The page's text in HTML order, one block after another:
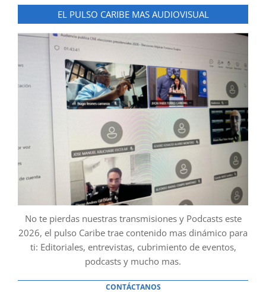
EL PULSO CARIBE MAS AUDIOVISUAL
No te pierdas nuestras transmisiones y Podcasts este
2026, el pulso Caribe trae contenido mas dinámico para
ti: Editoriales, entrevistas, cubrimiento de eventos,
podcasts y mucho mas.
CONTÁCTANOS